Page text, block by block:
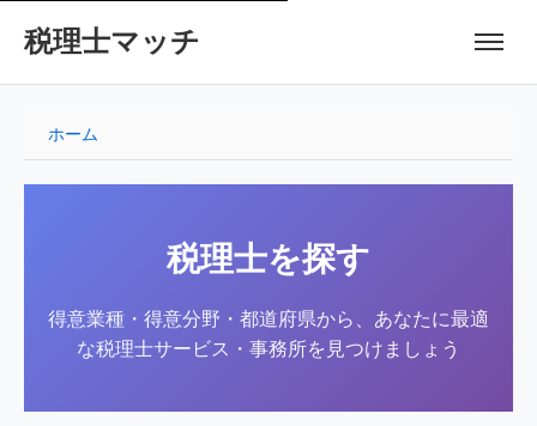
税理士マッチ
ホーム
税理士を探す
得意業種・得意分野・都道府県から、あなたに最適
な税理士サービス・事務所を見つけましょう